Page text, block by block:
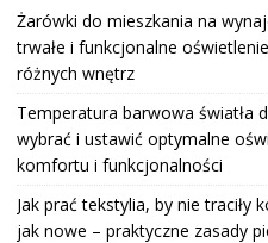
Żarówki do mieszkania na
trwałe i funkcjonalne
różnych wnętrz
Temperatura barwowa światła
wybrać i ustawić optymalne
komfortu i funkcjonalności
Jak prać tekstylia, by nie traciły
jak nowe – praktyczne zasady